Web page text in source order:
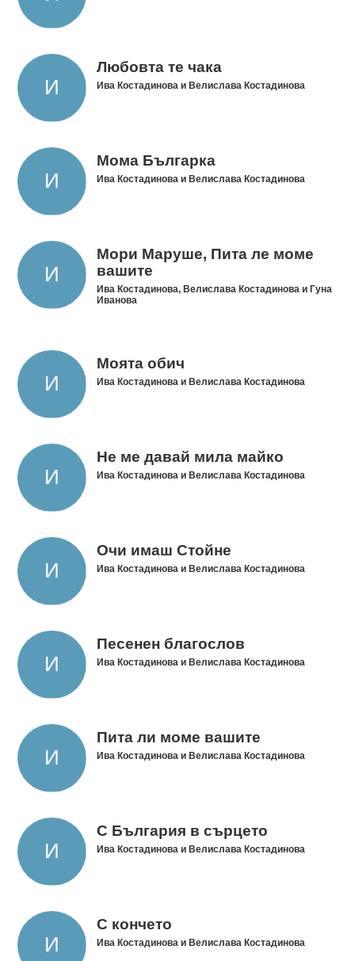
Любовта те чака
Ива Костадинова и Велислава Костадинова
Мома Българка
Ива Костадинова и Велислава Костадинова
Мори Маруше, Пита ле моме
вашите
Ива Костадинова, Велислава Костадинова и Гуна
Иванова
Моята обич
Ива Костадинова и Велислава Костадинова
Не ме давай мила майко
Ива Костадинова и Велислава Костадинова
Очи имаш Стойне
Ива Костадинова и Велислава Костадинова
Песенен благослов
Ива Костадинова и Велислава Костадинова
Пита ли моме вашите
Ива Костадинова и Велислава Костадинова
С България в сърцето
Ива Костадинова и Велислава Костадинова
С кончето
Ива Костадинова и Велислава Костадинова